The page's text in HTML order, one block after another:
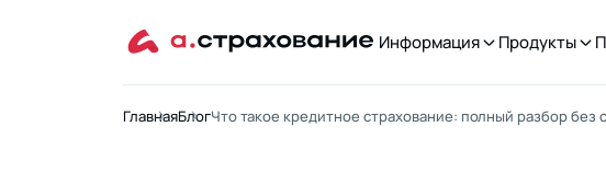
Информация Продукты
ГлавнаяБлогЧто такое кредитное страхование: полный разбор без